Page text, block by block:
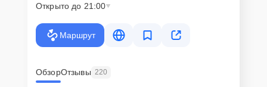
Открыто до 21:00
Маршрут
ОбзорОтзывы 220